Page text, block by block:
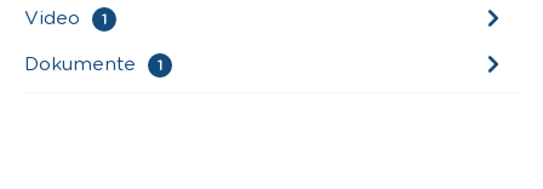
Video
1
Dokumente 1